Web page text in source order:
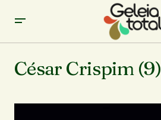
César Crispim (9)